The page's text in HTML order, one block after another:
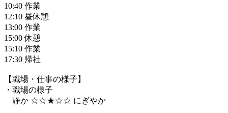
10:40 作業
12:10 昼休憩
13:00 作業
15:00 休憩
15:10 作業
17:30 帰社
【職場・仕事の様子】
・職場の様子
静か ☆☆★☆☆ にぎやか